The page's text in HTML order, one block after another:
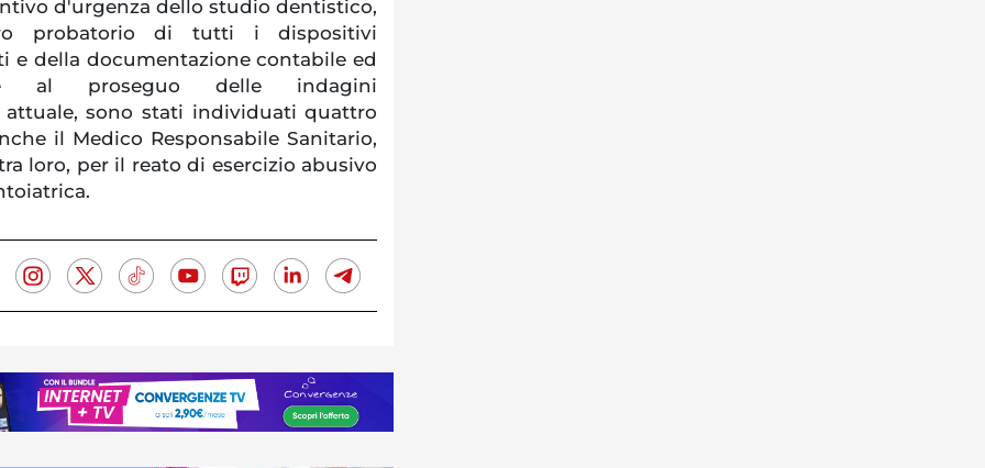
d'urgenza dello studio dentistico,
probatorio di tutti i dispositivi
e della documentazione contabile ed
al proseguo delle indagini
sono stati individuati quattro
il Medico Responsabile Sanitario,
loro, per il reato di esercizio abusivo